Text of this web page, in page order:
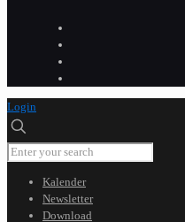
Login
Kalender
Newsletter
Download